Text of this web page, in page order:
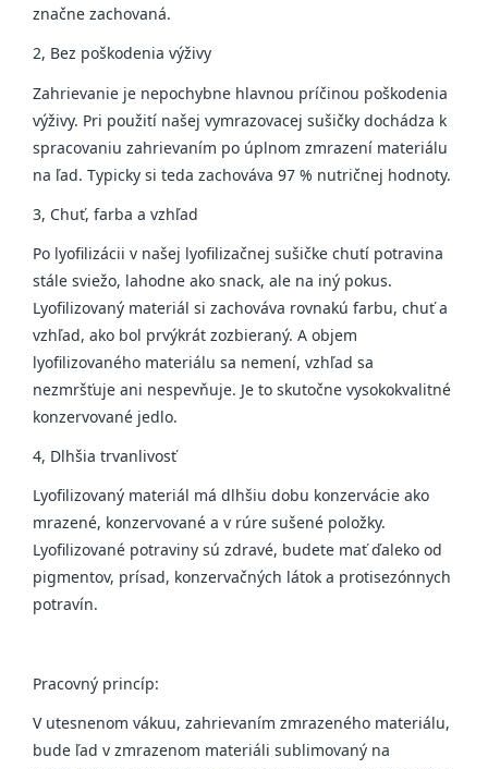
značne zachovaná.
2, Bez poškodenia výživy
Zahrievanie je nepochybne hlavnou príčinou poškodenia
výživy. Pri použití našej vymrazovacej sušičky dochádza k
spracovaniu zahrievaním po úplnom zmrazení materiálu
na ľad. Typicky si teda zachováva 97 % nutričnej hodnoty.
3, Chuť, farba a vzhľad
Po lyofilizácii v našej lyofilizačnej sušičke chutí potravina
stále sviežo, lahodne ako snack, ale na iný pokus.
Lyofilizovaný materiál si zachováva rovnakú farbu, chuť a
vzhľad, ako bol prvýkrát zozbieraný. A objem
lyofilizovaného materiálu sa nemení, vzhľad sa
nezmršťuje ani nespevňuje. Je to skutočne vysokokvalitné
konzervované jedlo.
4, Dlhšia trvanlivosť
Lyofilizovaný materiál má dlhšiu dobu konzervácie ako
mrazené, konzervované a v rúre sušené položky.
Lyofilizované potraviny sú zdravé, budete mať ďaleko od
pigmentov, prísad, konzervačných látok a protisezónnych
potravín.
Pracovný princíp:
V utesnenom vákuu, zahrievaním zmrazeného materiálu,
bude ľad v zmrazenom materiáli sublimovaný na